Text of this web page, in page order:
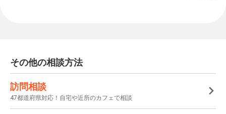
その他の相談方法
訪問相談
47都道府県対応！自宅や近所のカフェで相談